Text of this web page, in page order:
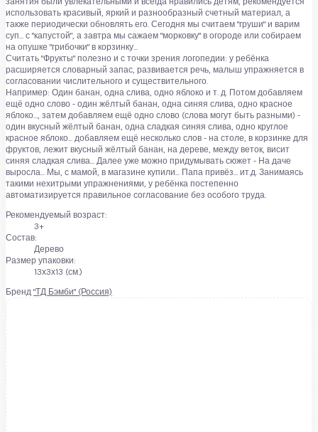
использовать красивый, яркий и разнообразный счетный материал, а
также периодически обновлять его. Сегодня мы считаем "груши" и варим
суп... с "капустой", а завтра мы сажаем "морковку" в огороде или собираем
на опушке "грибочки" в корзинку...
Считать "Фрукты" полезно и с точки зрения логопедии: у ребёнка
расширяется словарный запас, развивается речь, малыш упражняется в
согласовании числительного и существительного.
Например: Один банан, одна слива, одно яблоко и т. д. Потом добавляем
ещё одно слово - один жёлтый банан, одна синяя слива, одно красное
яблоко..., затем добавляем ещё одно слово (слова могут быть разными) -
один вкусный жёлтый банан, одна сладкая синяя слива, одно круглое
красное яблоко... добавляем ещё несколько слов - на столе, в корзинке для
фруктов, лежит вкусный жёлтый банан, на дереве, между веток, висит
синяя сладкая слива... Далее уже можно придумывать сюжет - На даче
выросла... Мы, с мамой, в магазине купили... Папа привёз... ит.д. Занимаясь
такими нехитрыми упражнениями, у ребёнка постепенно
автоматизируется правильное согласование без особого труда.
Рекомендуемый возраст:
3+
Состав:
Дерево
Размер упаковки:
13х3х13 (см.)
Бренд "ТД Бэмби" (Россия)